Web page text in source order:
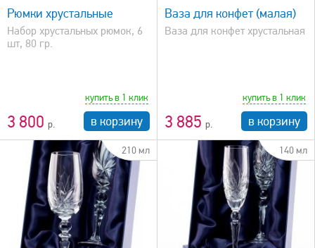
Рюмки хрустальные
Набор хрустальных рюмок, 6
шт, 80 гр.
3 800
купить в 1 клик
в корзину
Ваза для конфет (малая)
Ваза для конфет хрустальная
3 885
купить в 1 клик
в корзину
210 мл 140 мл